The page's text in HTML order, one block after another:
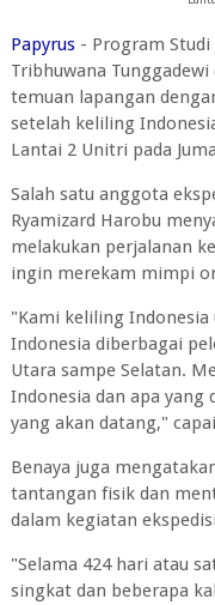
Papyrus- Program Studi
Tribhuwana
temuan lapangan
setelah keliling
Lantai 2 Unitri pada
Salah satu anggota
Ryamizard Harobu
melakukan perjalanan
ingin merekam mimpi
"Kami keliling
Indonesia diberbagai
Utara sampe Selatan.
Indonesia dan apa yang
yang akan datang,"
Benaya juga
tantangan fisik dan
dalam kegiatan
"Selama 424 hari atau
singkat dan beberapa